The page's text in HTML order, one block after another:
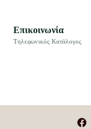
Επικοινωνία
Τηλεφωνικός Κατάλογος